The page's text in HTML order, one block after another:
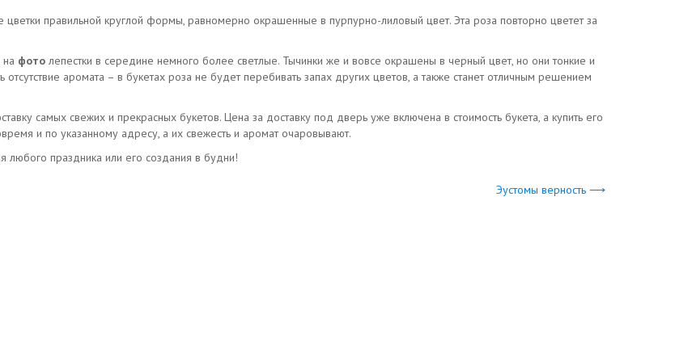
цветки правильной круглой формы, равномерно окрашенные в пурпурно-лиловый цвет. Эта роза повторно цветет за
на фото лепестки в середине немного более светлые. Тычинки же и вовсе окрашены в черный цвет, но они тонкие и
аромата – в букетах роза не будет перебивать запах других цветов, а также станет отличным решением
самых свежих и прекрасных букетов. Цена за доставку под дверь уже включена в стоимость букета, а купить его
и по указанному адресу, а их свежесть и аромат очаровывают.
праздника или его создания в будни!
Эустомы верность ⟶